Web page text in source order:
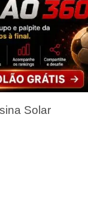
Solar